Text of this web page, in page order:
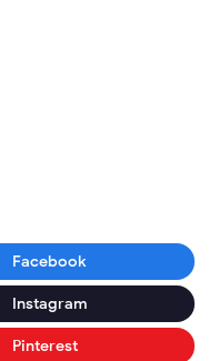
Facebook
Instagram
Pinterest